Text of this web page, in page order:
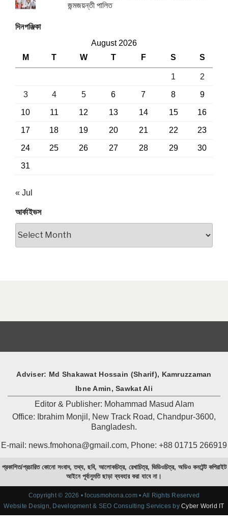
জন্মজয়ন্তী পালিত
দিনপঞ্জিকা
August 2026
M
T W T F S S
1 2
3 4 5 6 7 8 9
10 11 12 13 14 15 16
17 18 19 20 21 22 23
24 25 26 27 28 29 30
31
« Jul
আর্কাইভস
Adviser: Md Shakawat Hossain (Sharif), Kamruzzaman
Ibne Amin, Sawkat Ali
Editor & Publisher: Mohammad Masud Alam
Office: Ibrahim Monjil, New Track Road, Chandpur-3600,
Bangladesh.
E-mail: news.fmohona@gmail.com, Phone: +88 01715 266919
প্রকাশিত/প্রচারিত কোনো সংবাদ, তথ্য, ছবি, আলোকচিত্র, রেখাচিত্র, ভিডিওচিত্র, অডিও কনটেন্ট কপিরাইট
আইনে পূর্বানুমতি ছাড়া ব্যবহার করা যাবে না।
Copyright © 2026 • focusmohona.com • All Rights Reserved
Website Design, Development & SEO Consulting Services byCyber World IT